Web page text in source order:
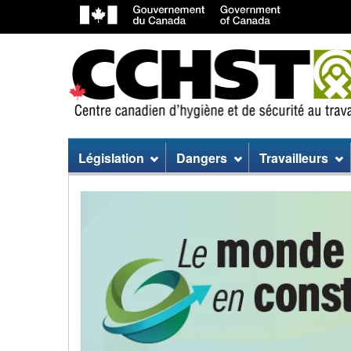
Menu
du
Législation Dangers Travailleurs
Centre
d'hygiène
de
sécurité
rotatives
présentant
des
produits